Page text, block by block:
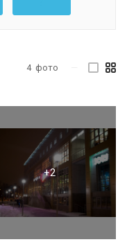
4 фото